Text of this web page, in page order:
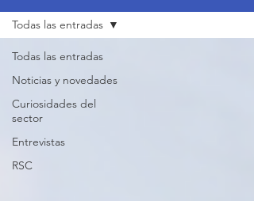
Todas las entradas
Noticias y novedades
Curiosidades del
sector
Entrevistas
RSC
Todas las entradas